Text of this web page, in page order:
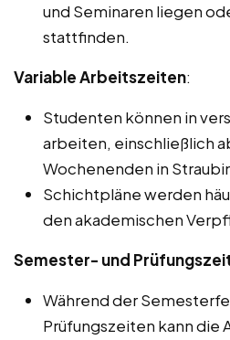
und Seminaren liegen
stattfinden.
Variable Arbeitszeiten:
Studenten können in
arbeiten, einschließlich
Wochenenden in
Schichtpläne werden
den akademischen
Semester- und
Während der
Prüfungszeiten kann die